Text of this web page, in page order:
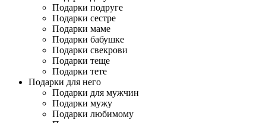
Подарки подруге
Подарки сестре
Подарки маме
Подарки бабушке
Подарки свекрови
Подарки теще
Подарки тете
Подарки для него
Подарки для мужчин
Подарки мужу
Подарки любимому